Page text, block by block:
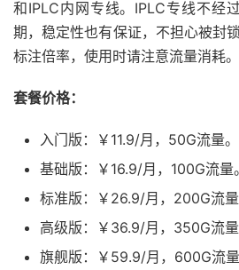
和IPLC内网专线。IPLC专线不经
期，稳定性也有保证，不担心被封
标注倍率，使用时请注意流量消耗。
套餐价格：
入门版：￥11.9/月，50G流量。
基础版：￥16.9/月，100G流量。
标准版：￥26.9/月，200G流量
高级版：￥36.9/月，350G流量
旗舰版：￥59.9/月，600G流量